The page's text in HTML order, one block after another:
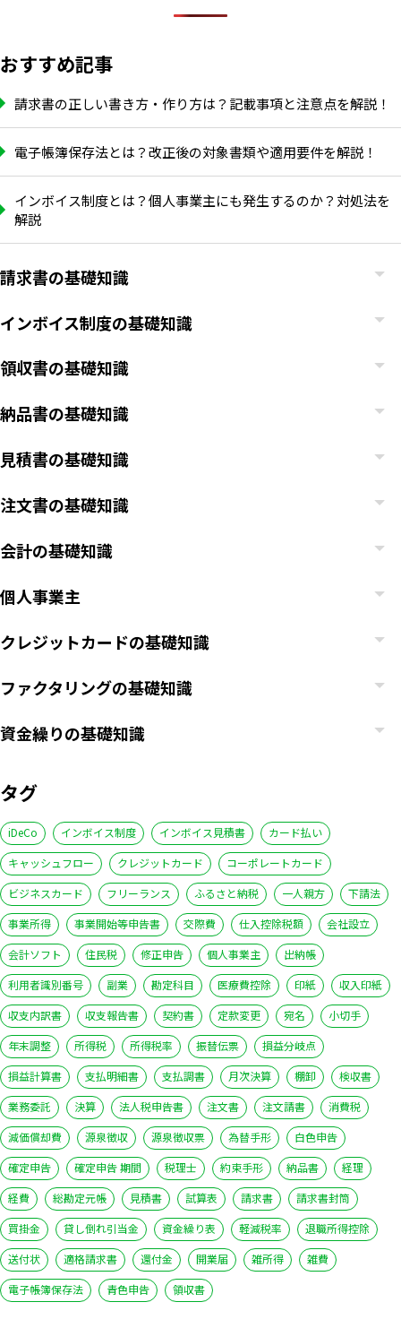
おすすめ記事
請求書の正しい書き方・作り方は？記載事項と注意点を解説！
電子帳簿保存法とは？改正後の対象書類や適用要件を解説！
インボイス制度とは？個人事業主にも発生するのか？対処法を
解説
請求書の基礎知識
インボイス制度の基礎知識
領収書の基礎知識
納品書の基礎知識
見積書の基礎知識
注文書の基礎知識
会計の基礎知識
個人事業主
クレジットカードの基礎知識
ファクタリングの基礎知識
資金繰りの基礎知識
タグ
iDeCo インボイス制度 インボイス見積書
カード払い
キャッシュフロー
クレジットカード
コーポレートカード
ビジネスカード
フリーランス ふるさと納税 一人親方
下請法
事業所得
事業開始等申告書 交際費 仕入控除税額
会社設立
会計ソフト
住民税 修正申告 個人事業主
出納帳
利用者識別番号
副業 勘定科目 医療費控除 印紙
収入印紙
収支内訳書
収支報告書 契約書 定款変更 宛名
小切手
年末調整
所得税 所得税率 振替伝票
損益分岐点
損益計算書
支払明細書 支払調書 月次決算 棚卸
検収書
業務委託
決算 法人税申告書 注文書 注文請書
消費税
減価償却費
源泉徴収 源泉徴収票 為替手形
白色申告
確定申告
確定申告 期間 税理士 約束手形 納品書
経理
経費
総勘定元帳 見積書 試算表 請求書
請求書封筒
買掛金
貸し倒れ引当金 資金繰り表 軽減税率
退職所得控除
送付状
適格請求書 還付金 開業届 雑所得
雑費
電子帳簿保存法
青色申告 領収書
いますぐ無料登録